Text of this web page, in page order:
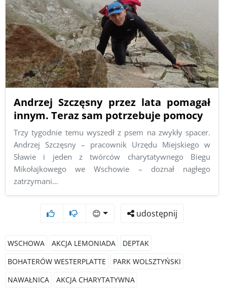
Andrzej Szczęsny przez lata pomagał
innym. Teraz sam potrzebuje pomocy
Trzy tygodnie temu wyszedł z psem na zwykły spacer.
Andrzej Szczęsny – pracownik Urzędu Miejskiego w
Sławie i jeden z twórców charytatywnego Biegu
Mikołajkowego we Wschowie – doznał nagłego
zatrzymani…
😊 udostępnij
WSCHOWA AKCJA LEMONIADA
DEPTAK
BOHATERÓW WESTERPLATTE
PARK WOLSZTYŃSKI
NAWAŁNICA
AKCJA CHARYTATYWNA